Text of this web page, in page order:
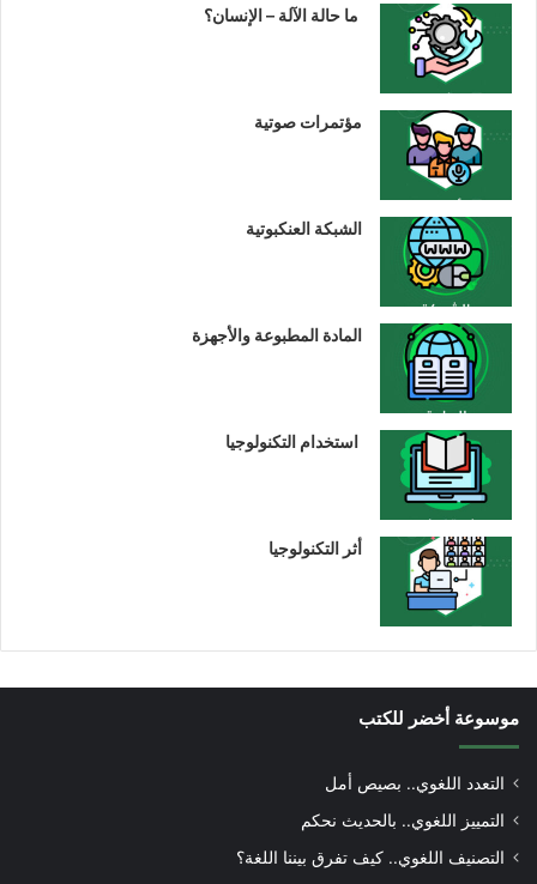
ما حالة الآلة – الإنسان؟
مؤتمرات صوتية
الشبكة العنكبوتية
المادة المطبوعة والأجهزة
استخدام التكنولوجيا
أثر التكنولوجيا
موسوعة أخضر للكتب
التعدد اللغوي.. بصيص أمل
التمييز اللغوي.. بالحديث نحكم
التصنيف اللغوي.. كيف تفرق بيننا اللغة؟